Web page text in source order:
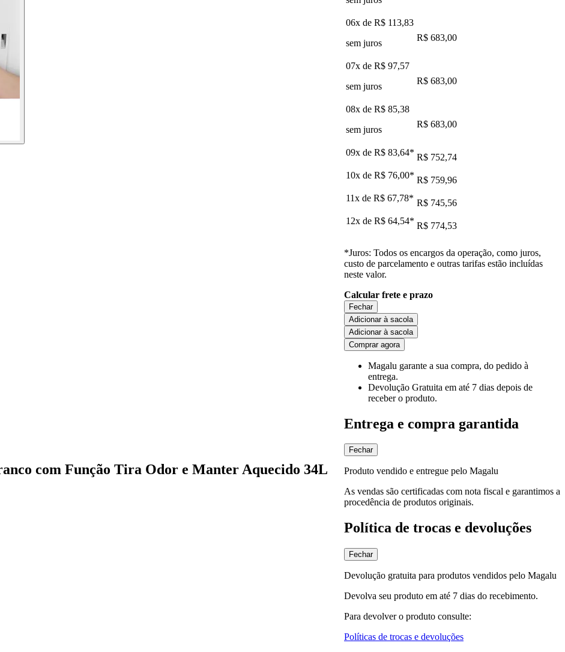
com Função Tira Odor e Manter Aquecido 34L
06x de R$ 113,83
sem juros
R$ 683,00
07x de R$ 97,57
sem juros
R$ 683,00
08x de R$ 85,38
sem juros
R$ 683,00
09x de R$ 83,64* R$ 752,74
10x de R$ 76,00* R$ 759,96
11x de R$ 67,78* R$ 745,56
12x de R$ 64,54* R$ 774,53
*Juros: Todos os encargos da operação, como juros,
custo de parcelamento e outras tarifas estão incluídas
neste valor.
Calcular frete e prazo
Fechar
Adicionar à sacola
Adicionar à sacola
Comprar agora
Magalu garante a sua compra, do pedido à
entrega.
Devolução Gratuita em até 7 dias depois de
receber o produto.
Entrega e compra garantida
Fechar
Produto vendido e entregue pelo Magalu
As vendas são certificadas com nota fiscal e garantimos a
procedência de produtos originais.
Política de trocas e devoluções
Fechar
Devolução gratuita para produtos vendidos pelo Magalu
Devolva seu produto em até 7 dias do recebimento.
Para devolver o produto consulte:
Políticas de trocas e devoluções